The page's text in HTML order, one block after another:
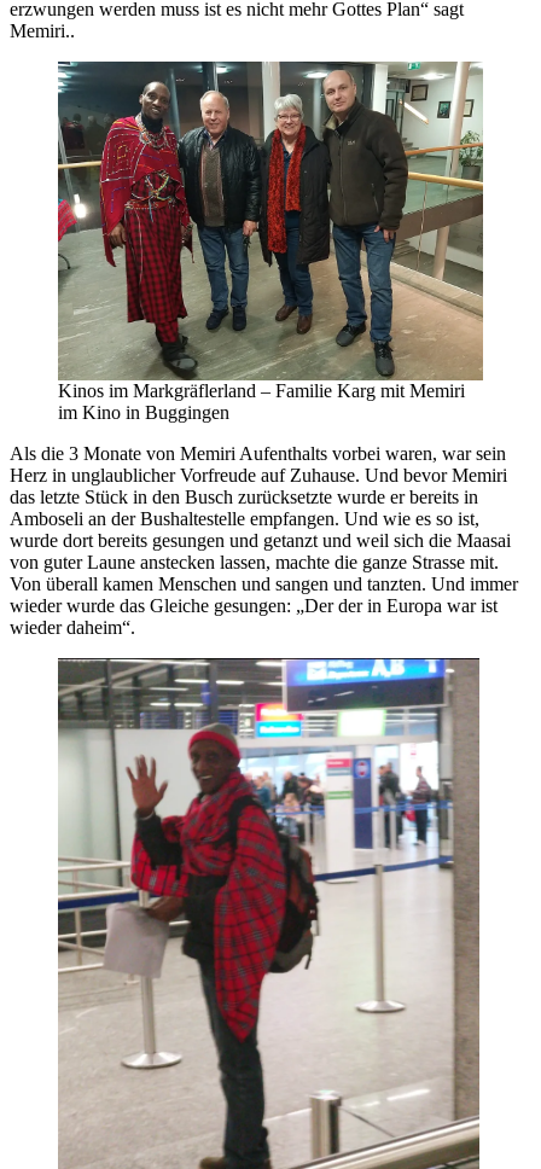
erzwungen werden muss ist es nicht mehr Gottes Plan“ sagt
Memiri..
Kinos im Markgräflerland – Familie Karg mit Memiri
im Kino in Buggingen
Als die 3 Monate von Memiri Aufenthalts vorbei waren, war sein
Herz in unglaublicher Vorfreude auf Zuhause. Und bevor Memiri
das letzte Stück in den Busch zurücksetzte wurde er bereits in
Amboseli an der Bushaltestelle empfangen. Und wie es so ist,
wurde dort bereits gesungen und getanzt und weil sich die Maasai
von guter Laune anstecken lassen, machte die ganze Strasse mit.
Von überall kamen Menschen und sangen und tanzten. Und immer
wieder wurde das Gleiche gesungen: „Der der in Europa war ist
wieder daheim“.